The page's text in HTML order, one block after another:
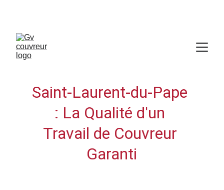
Saint-Laurent-du-Pape
: La Qualité d'un
Travail de Couvreur
Garanti